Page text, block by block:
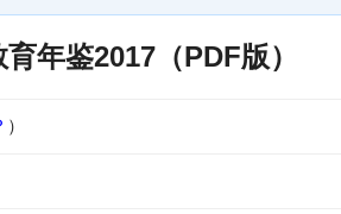
年鉴2017（PDF版）
）